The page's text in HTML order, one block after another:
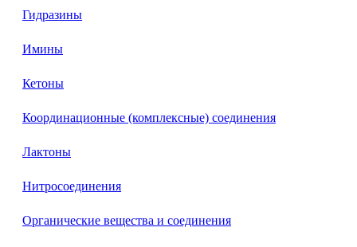
Гидразины
Имины
Кетоны
Координационные (комплексные) соединения
Лактоны
Нитросоединения
Органические вещества и соединения